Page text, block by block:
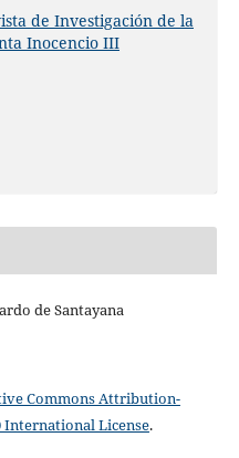
de Investigación de la
Inocencio III
de Santayana
Commons Attribution-
International License.